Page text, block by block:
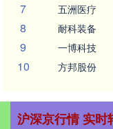
7 五洲医疗
8 耐科装备
9 一博科技
10 方邦股份
沪深京行情 实时